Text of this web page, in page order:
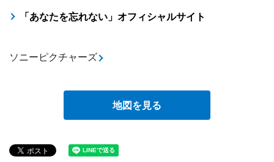
「あなたを忘れない」オフィシャルサイト
ソニーピクチャーズ
地図を見る